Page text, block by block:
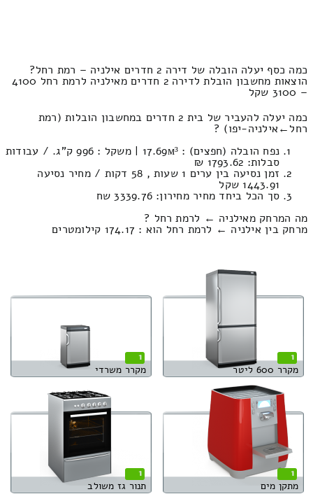
כמה כסף יעלה הובלה של דירה 2 חדרים אילניה – רמת רחל?
הוצאות מחשבון הובלת לדירה 2 חדרים מאילניה לרמת רחל 4100
– 3100 שקל
כמה יעלה להעביר של בית 2 חדרים במחשבון הובלות (רמת
רחל‎←‏אילניה-יפו) ?
נפח הובלה (חפצים) : 17.69м³ | משקל : 996 ק”ג. / עבודות
סבלות: 1793.62 ₪
זמן נסיעה בין ערים 1 שעות , 58 דקות / מחיר נסיעה
1443.91 שקל
סך הכל ביחד מחיר מחירון: 3339.76 שח
מה המרחק מאילניה ← לרמת רחל ?
מרחק בין אילניה ← לרמת רחל הוא : 174.17 קילומטרים
1
מקרר 600 ליטר
1
מקרר משרדי
1
מתקן מים
1
תנור גז משולב